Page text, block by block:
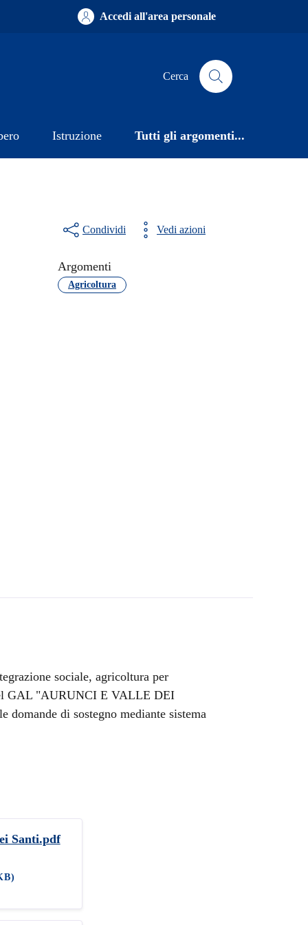
Accedi all'area personale
Cerca
Istruzione Tutti gli argomenti...
Condividi Vedi azioni
Argomenti
Agricoltura
sociale, agricoltura per
GAL "AURUNCI E VALLE DEI
di sostegno mediante sistema
Santi.pdf